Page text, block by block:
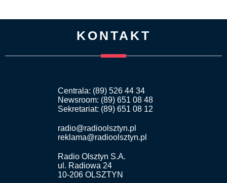
KONTAKT
Centrala: (89) 526 44 34
Newsroom: (89) 651 08 48
Sekretariat: (89) 651 08 12
radio@radioolsztyn.pl
reklama@radioolsztyn.pl
Radio Olsztyn S.A.
ul. Radiowa 24
10-206 OLSZTYN